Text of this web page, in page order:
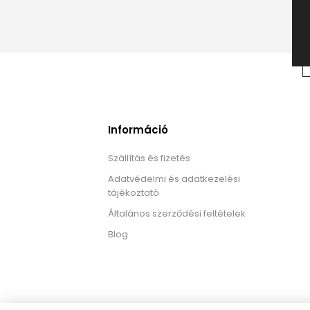
Információ
Szállítás és fizetés
Adatvédelmi és adatkezelési
tájékoztató
Általános szerződési feltételek
Blog